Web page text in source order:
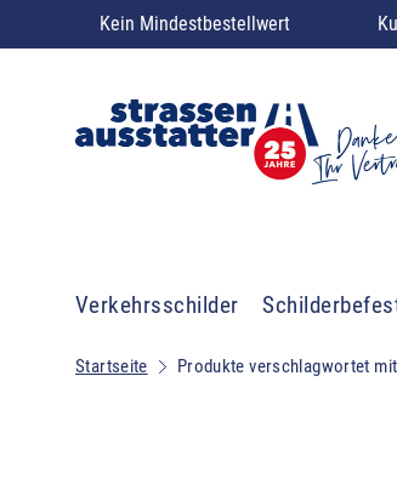
Kein Mindestbestellwert
Verkehrsschilder
Startseite Produkte verschlagwortet mit